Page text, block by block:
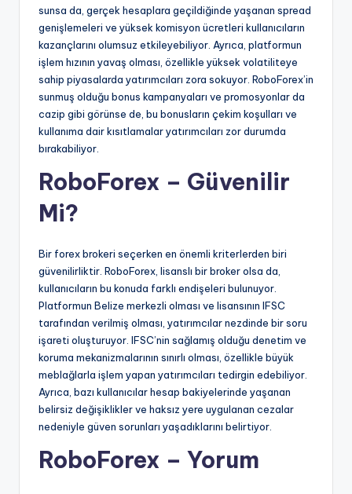
sunsa da, gerçek hesaplara geçildiğinde yaşanan spread
genişlemeleri ve yüksek komisyon ücretleri kullanıcıların
kazançlarını olumsuz etkileyebiliyor. Ayrıca, platformun
işlem hızının yavaş olması, özellikle yüksek volatiliteye
sahip piyasalarda yatırımcıları zora sokuyor. RoboForex’in
sunmuş olduğu bonus kampanyaları ve promosyonlar da
cazip gibi görünse de, bu bonusların çekim koşulları ve
kullanıma dair kısıtlamalar yatırımcıları zor durumda
bırakabiliyor.
RoboForex – Güvenilir
Mi?
Bir forex brokeri seçerken en önemli kriterlerden biri
güvenilirliktir. RoboForex, lisanslı bir broker olsa da,
kullanıcıların bu konuda farklı endişeleri bulunuyor.
Platformun Belize merkezli olması ve lisansının IFSC
tarafından verilmiş olması, yatırımcılar nezdinde bir soru
işareti oluşturuyor. IFSC’nin sağlamış olduğu denetim ve
koruma mekanizmalarının sınırlı olması, özellikle büyük
meblağlarla işlem yapan yatırımcıları tedirgin edebiliyor.
Ayrıca, bazı kullanıcılar hesap bakiyelerinde yaşanan
belirsiz değişiklikler ve haksız yere uygulanan cezalar
nedeniyle güven sorunları yaşadıklarını belirtiyor.
RoboForex – Yorum